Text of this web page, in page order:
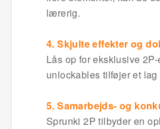
lærerig.
4. Skjulte effekter og
Lås op for eksklusive
unlockables tilføjer et
5. Samarbejds- og
Sprunki 2P tilbyder en